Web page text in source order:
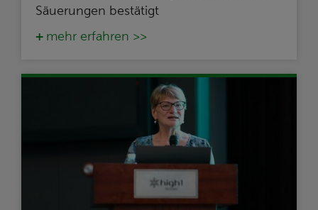
Säuerungen bestätigt
mehr erfahren >>